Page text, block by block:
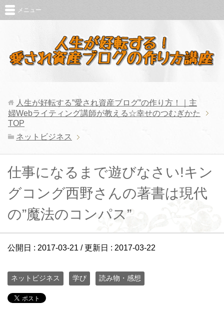
メニュー
人生が好転する”愛され資産ブログ”の作り方！｜主
婦Webライティング講師が教える☆幸せのつむぎかた
TOP
ネットビジネス
仕事になるまで遊びなさい!キン
グコング西野さんの著書は現代
の”魔法のコンパス”
公開日 : 2017-03-21 / 更新日 : 2017-03-22
ネットビジネス 学び 読み物・感想